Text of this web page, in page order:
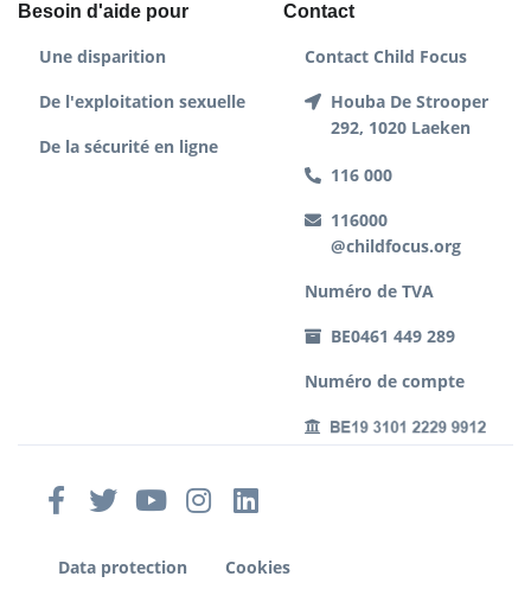
Besoin d'aide pour
Une disparition
De l'exploitation sexuelle
De la sécurité en ligne
Contact
Contact Child Focus
Houba De Strooper
292, 1020 Laeken
116 000
116000
@childfocus.org
Numéro de TVA
BE0461 449 289
Numéro de compte
Data protection Cookies